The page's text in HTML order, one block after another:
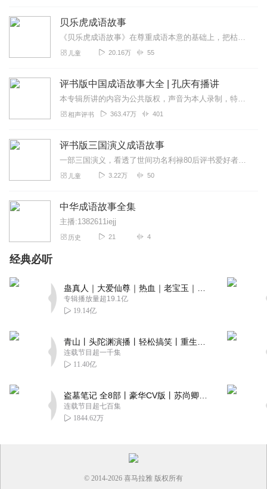
贝乐虎成语故事
《贝乐虎成语故事》在尊重成语本意的基础上，把枯燥难懂的成语改编成一个个情节丰富、有趣又生动的情景故事。快乐听故事，轻松学成语。让孩子不仅可以在故事中学会成语，还...
儿童 20.16万 55
评书版中国成语故事大全 | 孔庆有播讲
本专辑所讲的内容为公共版权，声音为本人录制，特此声明！业余时间录制，尽量保证每天一集！微评书为您讲述成语起源的同时，每集一个定场诗，不重复！脱稿演绎！部分定场诗...
相声评书 363.47万 401
评书版三国演义成语故事
一部三国演义，看透了世间功名利禄80后评书爱好者为您整理并播讲了三国其间的成语故事这里的三国包含东汉末年
儿童 3.22万 50
中华成语故事全集
主播:1382611iejj
历史 21 4
经典必听
专辑播放量超19.1亿
19.14亿
连载节目超一千集
11.40亿
连载节目超七百集
1844.62万
© 2014-2026 喜马拉雅 版权所有